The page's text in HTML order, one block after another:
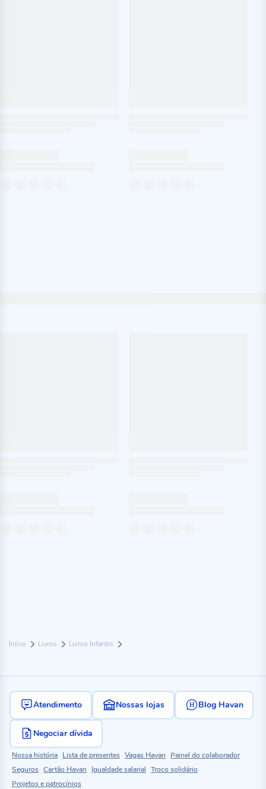
Início Livros Livros Infantis
Atendimento Nossas lojas Blog Havan
Negociar dívida
Nossa história Lista de presentes Vagas Havan
Painel do colaborador
Seguros Cartão Havan Igualdade salarial Troco solidário
Projetos e patrocínios